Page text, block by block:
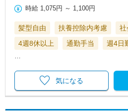
時給 1,075円 ～ 1,100円
髪型自由 扶養控除内考慮
社
4週8休以上
通勤手当 週4日
…
気になる